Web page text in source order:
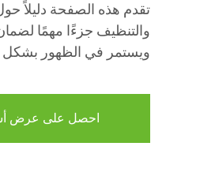
تقدم هذه الصفحة دليلاً
والتنظيف جزءًا مهمًا
ويستمر في الظهور بشكل
احصل على عرض